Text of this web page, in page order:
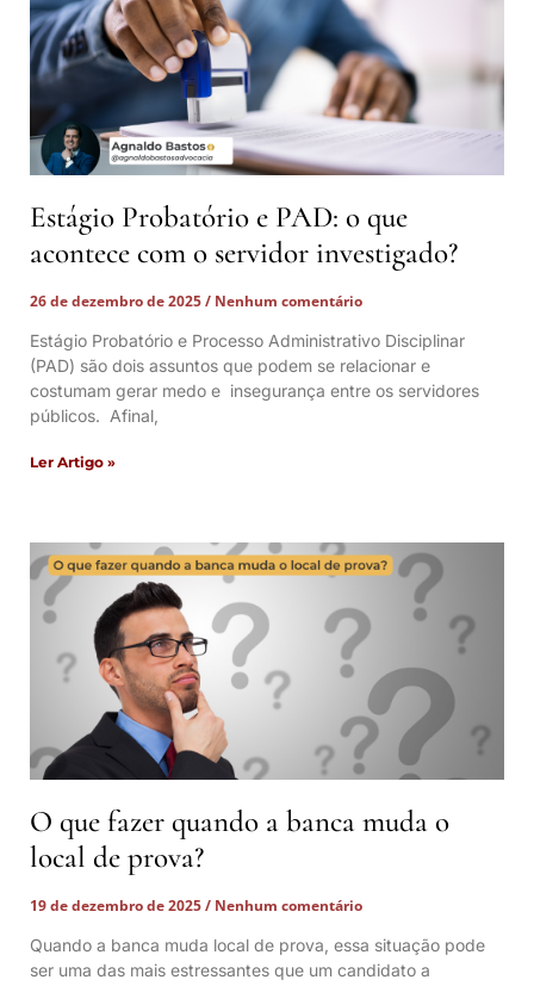
Estágio Probatório e PAD: o que
acontece com o servidor investigado?
26 de dezembro de 2025
Nenhum comentário
Estágio Probatório e Processo Administrativo Disciplinar
(PAD) são dois assuntos que podem se relacionar e
costumam gerar medo e insegurança entre os servidores
públicos. Afinal,
Ler Artigo »
O que fazer quando a banca muda o
local de prova?
19 de dezembro de 2025
Nenhum comentário
Quando a banca muda local de prova, essa situação pode
ser uma das mais estressantes que um candidato a